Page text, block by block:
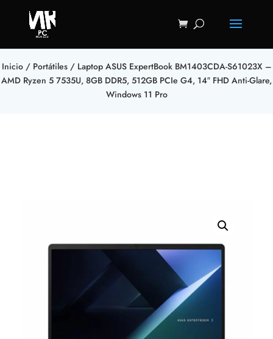
Inicio/ Portátiles/ Laptop ASUS ExpertBook BM1403CDA-S61023X –
AMD Ryzen 5 7535U, 8GB DDR5, 512GB PCIe G4, 14″ FHD Anti-Glare,
Windows 11 Pro